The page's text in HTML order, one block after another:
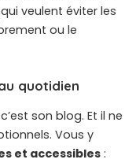
veulent éviter les
ou le
quotidien
son blog. Et il ne
Vous y
et accessibles :